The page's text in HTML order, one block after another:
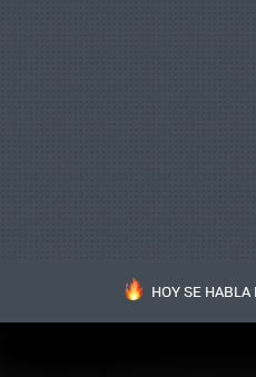
HOY SE HABLA